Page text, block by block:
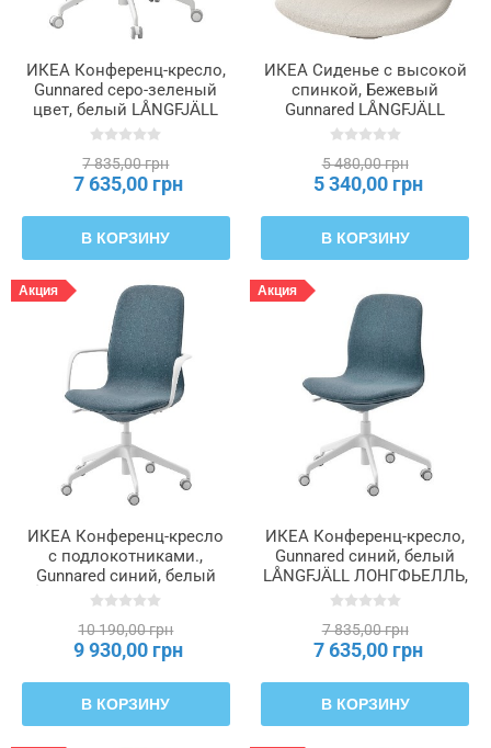
ИКЕА Конференц-кресло,
Gunnared серо-зеленый
цвет, белый LÅNGFJÄLL
ЛОНГФЬЕЛЛЬ, 995.060.67
7 835,00 грн
7 635,00 грн
В КОРЗИНУ
ИКЕА Сиденье с высокой
спинкой, Бежевый
Gunnared LÅNGFJÄLL
ЛОНГФЬЕЛЛЬ, 803.205.02
5 480,00 грн
5 340,00 грн
В КОРЗИНУ
Акция
ИКЕА Конференц-кресло
с подлокотниками.,
Gunnared синий, белый
LÅNGFJÄLL ЛОНГФЬЕЛЛЬ,
10 190,00 грн
9 930,00 грн
В КОРЗИНУ
Акция
ИКЕА Конференц-кресло,
Gunnared синий, белый
LÅNGFJÄLL ЛОНГФЬЕЛЛЬ,
492.523.79
7 835,00 грн
7 635,00 грн
В КОРЗИНУ